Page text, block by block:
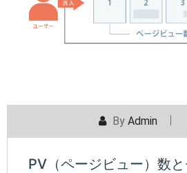
By Admin
PV（ページビュー）数